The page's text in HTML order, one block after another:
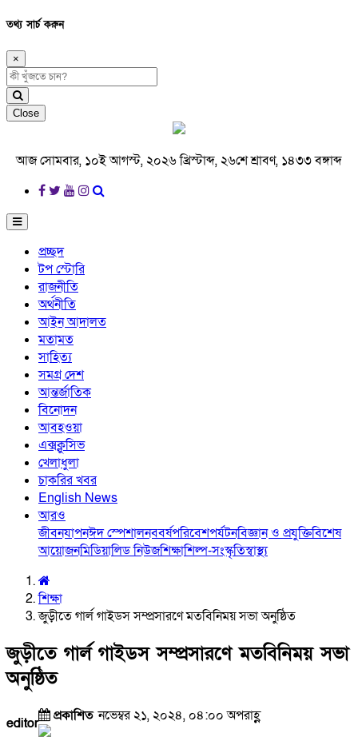
তথ্য সার্চ করুন
×
Close
আজ সোমবার, ১০ই আগস্ট, ২০২৬ খ্রিস্টাব্দ, ২৬শে শ্রাবণ, ১৪৩৩ বঙ্গাব্দ
প্রচ্ছদ
টপ স্টোরি
রাজনীতি
অর্থনীতি
আইন আদালত
মতামত
সাহিত্য
সমগ্র দেশ
আন্তর্জাতিক
বিনোদন
আবহওয়া
এক্সক্লুসিভ
খেলাধুলা
চাকরির খবর
English News
আরও
জীবনযাপনঈদ স্পেশালনববর্ষপরিবেশপর্যটনবিজ্ঞান ও প্রযুক্তিবিশেষ
আয়োজনমিডিয়ালিড নিউজশিক্ষাশিল্প-সংস্কৃতিস্বাস্থ্য
শিক্ষা
জুড়ীতে গার্ল গাইডস সম্প্রসারণে মতবিনিময় সভা অনুষ্ঠিত
জুড়ীতে গার্ল গাইডস সম্প্রসারণে মতবিনিময় সভা
অনুষ্ঠিত
editor প্রকাশিতনভেম্বর ২১, ২০২৪, ০৪:০০ অপরাহ্ণ